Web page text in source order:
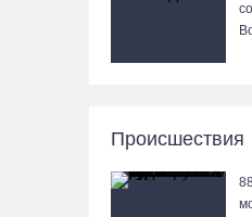
Происшествия